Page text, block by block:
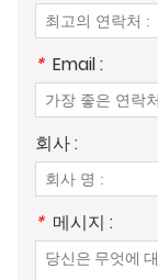
* Email :
회사 :
* 메시지 :